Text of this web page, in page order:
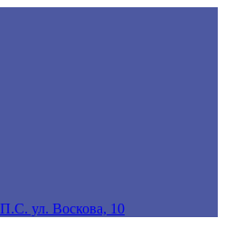
П.С. ул. Воскова, 10